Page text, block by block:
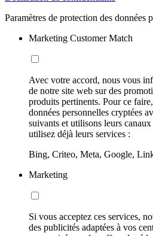
Paramètres de protection des données
Marketing Customer Match
Avec votre accord, nous vous
de notre site web sur des
produits pertinents. Pour ce
données personnelles cryptées
suivants et utilisons leurs
utilisez déjà leurs services :
Bing, Criteo, Meta, Google,
Marketing
Si vous acceptez ces services,
des publicités adaptées à vos